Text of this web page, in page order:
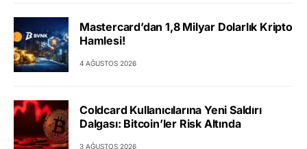
Mastercard’dan 1,8 Milyar Dolarlık Kripto
Hamlesi!
4 AĞUSTOS 2026
Coldcard Kullanıcılarına Yeni Saldırı
Dalgası: Bitcoin’ler Risk Altında
3 AĞUSTOS 2026